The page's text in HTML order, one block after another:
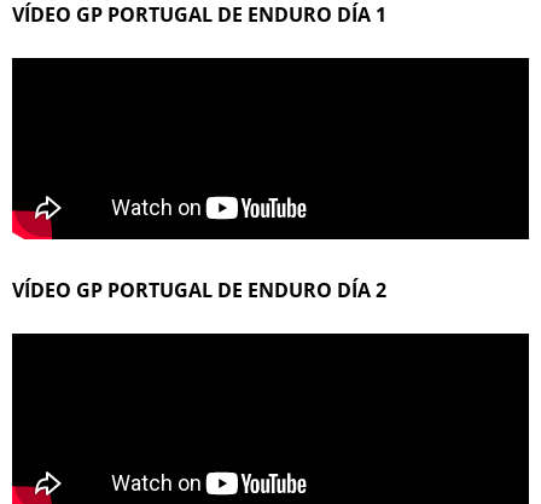
VÍDEO GP PORTUGAL DE ENDURO DÍA 1
VÍDEO GP PORTUGAL DE ENDURO DÍA 2